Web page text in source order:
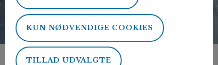
KUN NØDVENDIGE COOKIES
TILLAD UDVALGTE